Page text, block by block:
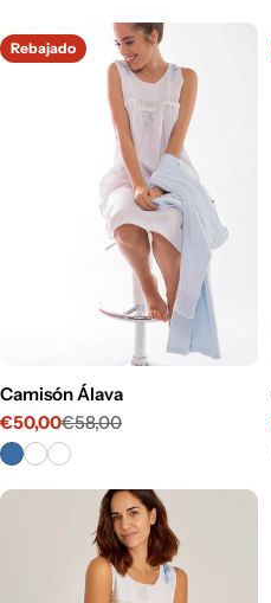
Rebajado
Camisón Álava
Precio
de
€50,00
Precio
habitual
€58,00